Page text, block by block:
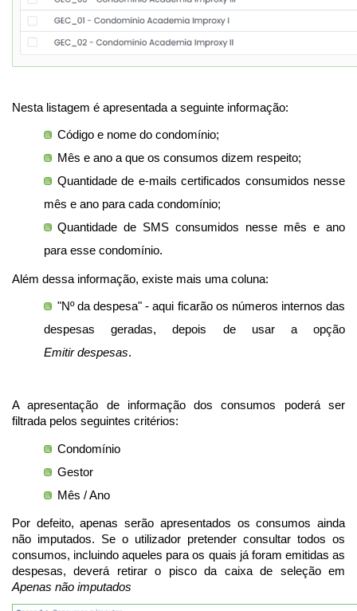
Nesta listagem é apresentada a seguinte informação:
Código e nome do condomínio;
Mês e ano a que os consumos dizem respeito;
Quantidade de e-mails certificados consumidos nesse
mês e ano para cada condomínio;
Quantidade de SMS consumidos nesse mês e ano
para esse condomínio.
Além dessa informação, existe mais uma coluna:
"Nº da despesa" - aqui ficarão os números internos das
despesas geradas, depois de usar a opção
Emitir despesas.
A apresentação de informação dos consumos poderá ser
filtrada pelos seguintes critérios:
Condomínio
Gestor
Mês / Ano
Por defeito, apenas serão apresentados os consumos ainda
não imputados. Se o utilizador pretender consultar todos os
consumos, incluindo aqueles para os quais já foram emitidas as
despesas, deverá retirar o pisco da caixa de seleção em
Apenas não imputados